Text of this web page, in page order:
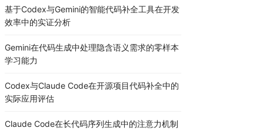
基于Codex与Gemini的智能代码补全工具在开发
效率中的实证分析
Gemini在代码生成中处理隐含语义需求的零样本
学习能力
Codex与Claude Code在开源项目代码补全中的
实际应用评估
Claude Code在长代码序列生成中的注意力机制